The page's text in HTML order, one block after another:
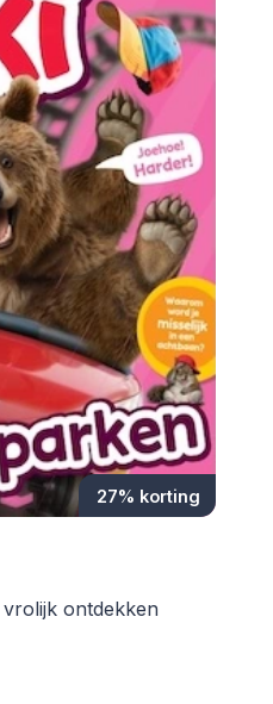
27% korting
ontdekken